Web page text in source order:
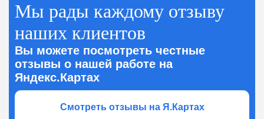
Мы рады каждому отзыву
наших клиентов
Вы можете посмотреть честные
отзывы о нашей работе на
Яндекс.Картах
Смотреть отзывы на Я.Картах